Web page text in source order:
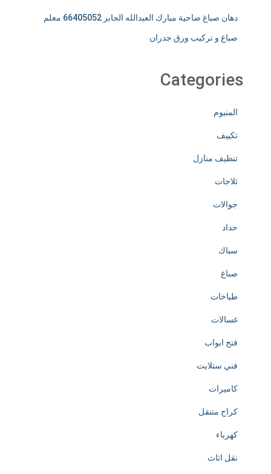
دهان صباغ ضاحية مبارك العبدالله الجابر 66405052 معلم
صباغ و تركيب ورق جدران
Categories
المنيوم
تكييف
تنظيف منازل
ثلاجات
جوالات
حداد
سباك
صباغ
طباخات
غسالات
فتح ابواب
فني ستلايت
كاميرات
كراج متنقل
كهرباء
نقل اثاث